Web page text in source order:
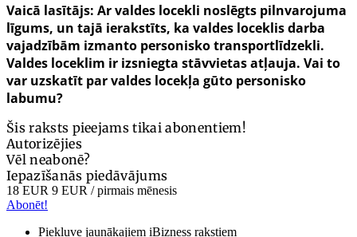
Vaicā lasītājs: Ar valdes locekli noslēgts pilnvarojuma
līgums, un tajā ierakstīts, ka valdes loceklis darba
vajadzībām izmanto personisko transportlīdzekli.
Valdes loceklim ir izsniegta stāvvietas atļauja. Vai to
var uzskatīt par valdes locekļa gūto personisko
labumu?
Šis raksts pieejams tikai abonentiem!
Autorizējies
Vēl neabonē?
Iepazīšanās piedāvājums
18 EUR 9 EUR / pirmais mēnesis
Abonēt!
Piekļuve jaunākajiem iBizness rakstiem